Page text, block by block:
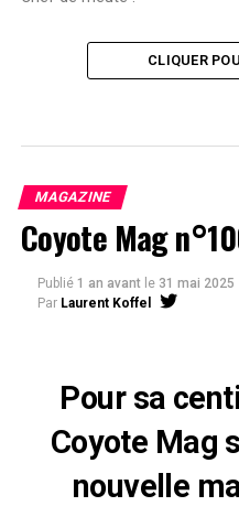
CLIQUER
MAGAZINE
Coyote Mag
Publié 1 an avant le 31 mai 2025
Par Laurent Koffel
Pour sa
Coyote Mag
nouvelle